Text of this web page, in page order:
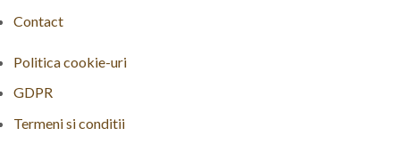
Contact
Politica cookie-uri
GDPR
Termeni si conditii